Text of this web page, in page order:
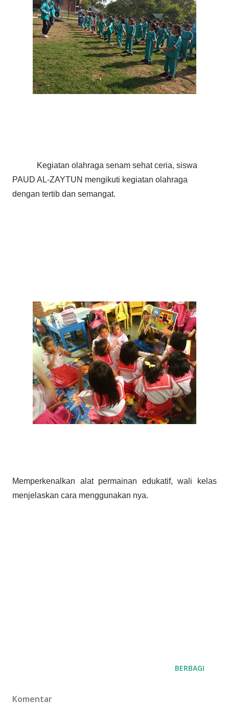
Kegiatan olahraga senam sehat ceria, siswa
PAUD AL-ZAYTUN mengikuti kegiatan olahraga
dengan tertib dan semangat.
Memperkenalkan alat permainan edukatif, wali kelas
menjelaskan cara menggunakan nya.
BERBAGI
Komentar